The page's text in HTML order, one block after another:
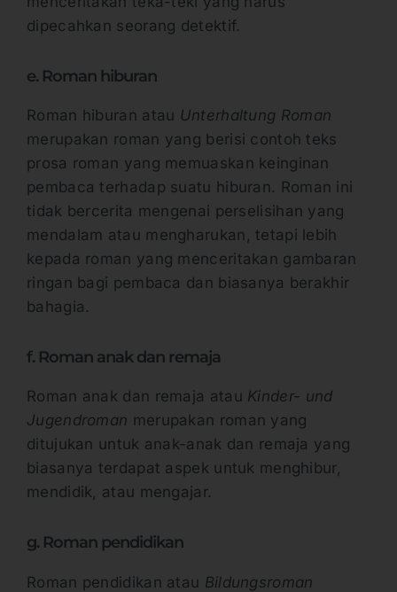
dipecahkan seorang detektif.
e. Roman hiburan
Roman hiburan atau Unterhaltung Roman
merupakan roman yang berisi contoh teks
prosa roman yang memuaskan keinginan
pembaca terhadap suatu hiburan. Roman ini
tidak bercerita mengenai perselisihan yang
mendalam atau mengharukan, tetapi lebih
kepada roman yang menceritakan gambaran
ringan bagi pembaca dan biasanya berakhir
bahagia.
f. Roman anak dan remaja
Roman anak dan remaja atau Kinder- und
Jugendroman merupakan roman yang
ditujukan untuk anak-anak dan remaja yang
biasanya terdapat aspek untuk menghibur,
mendidik, atau mengajar.
g. Roman pendidikan
Roman pendidikan atau Bildungsroman